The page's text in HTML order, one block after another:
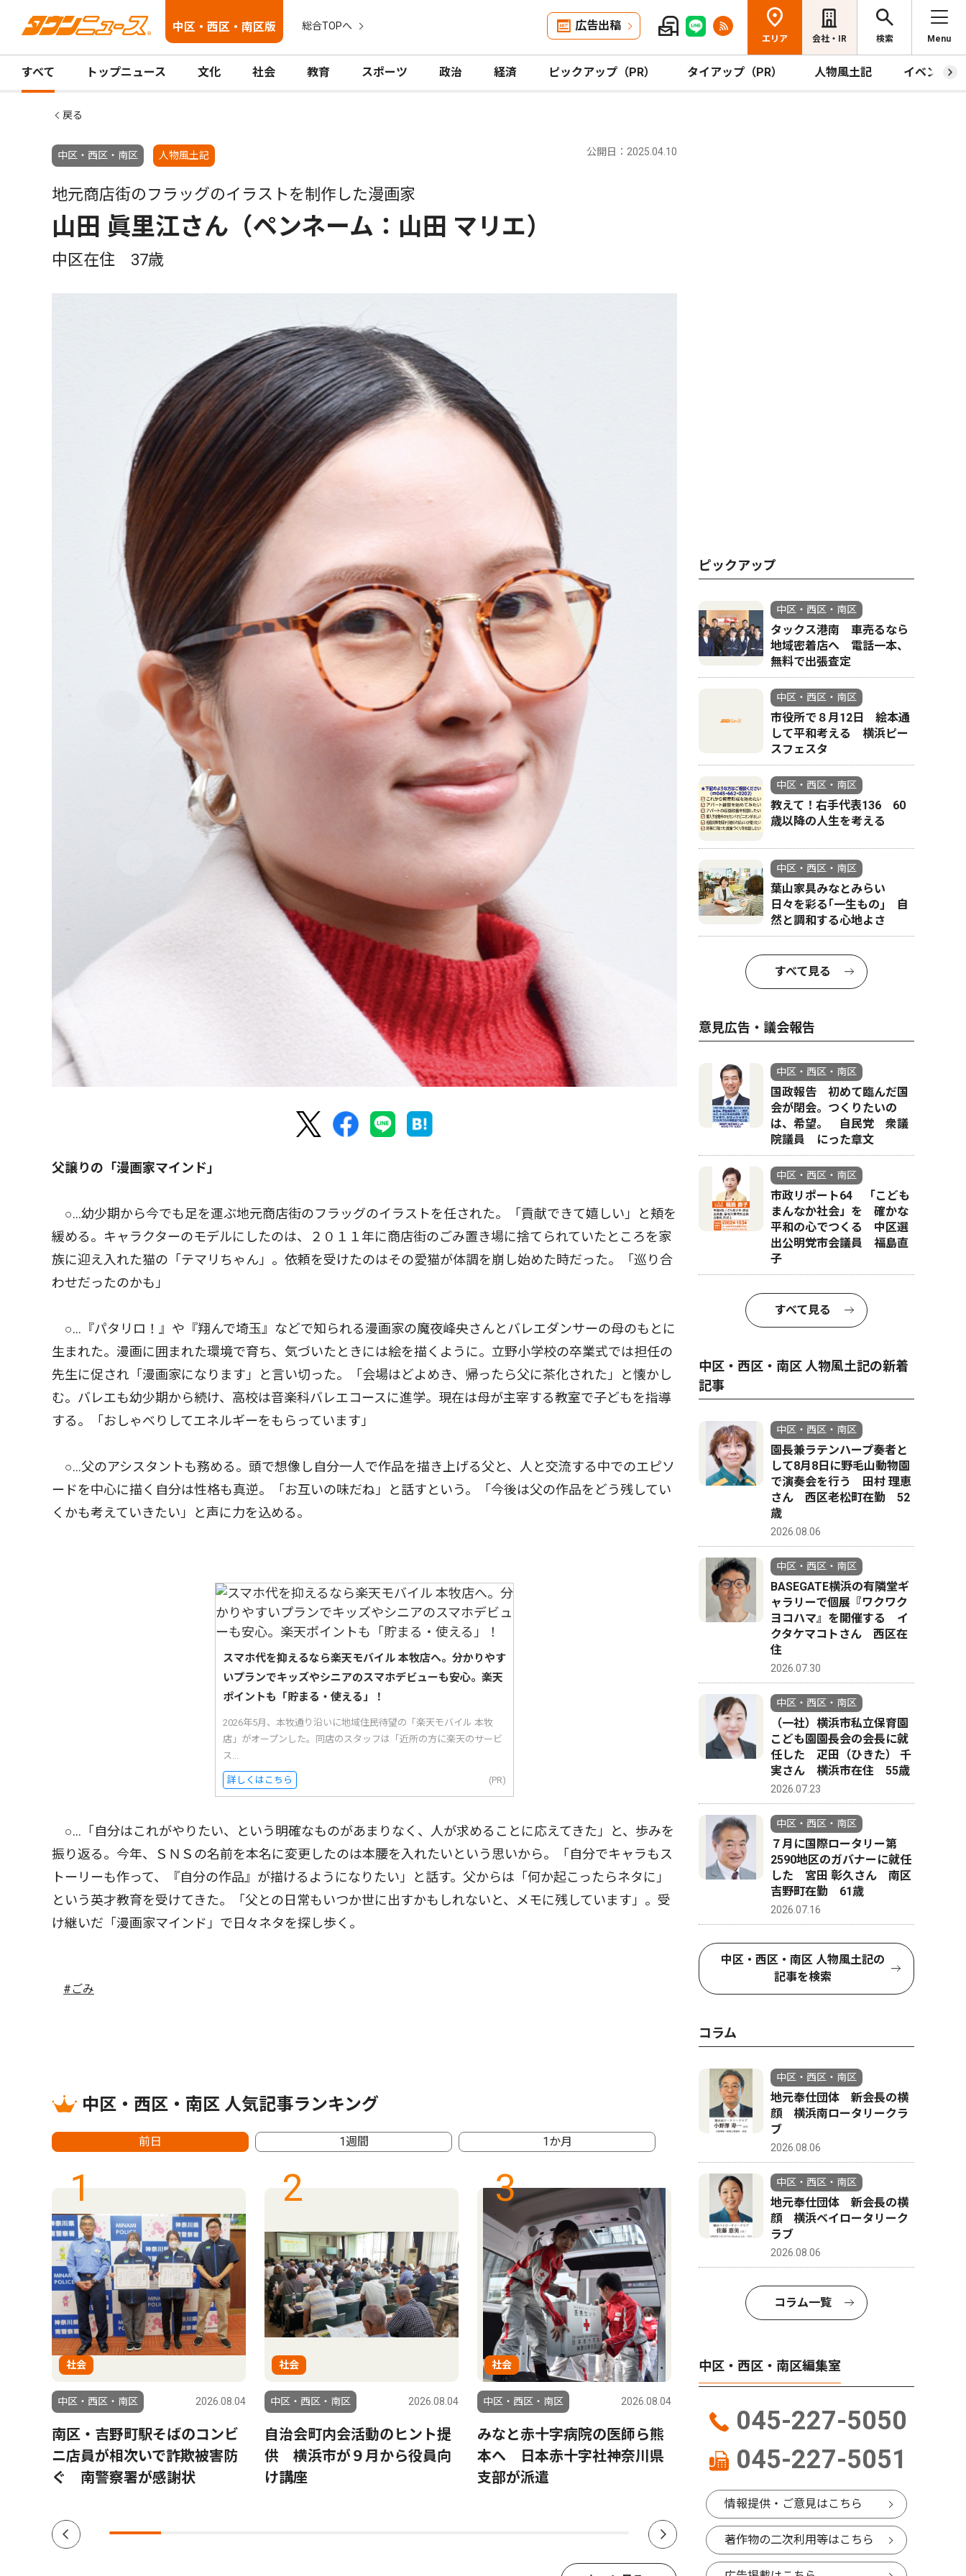
中区・西区・南区版 総合TOPへ 広告出稿
エリア 会社・IR 検索 Menu
すべて トップニュース 文化 社会 教育 スポーツ 政治 経済 ピックアップ（PR） タイアップ（PR） 人物風土記 イベント
戻る
中区・西区・南区 人物風土記 公開日：2025.04.10
地元商店街のフラッグのイラストを制作した漫画家
山田 眞里江さん（ペンネーム：山田 マリエ）
中区在住 37歳
父譲りの「漫画家マインド」
○…幼少期から今でも足を運ぶ地元商店街のフラッグのイラストを任された。「貢献できて嬉しい」と頬を
緩める。キャラクターのモデルにしたのは、２０１１年に商店街のごみ置き場に捨てられていたところを家
族に迎え入れた猫の「テマリちゃん」。依頼を受けたのはその愛猫が体調を崩し始めた時だった。「巡り合
わせだったのかも」
○…『パタリロ！』や『翔んで埼玉』などで知られる漫画家の魔夜峰央さんとバレエダンサーの母のもとに
生まれた。漫画に囲まれた環境で育ち、気づいたときには絵を描くように。立野小学校の卒業式では担任の
先生に促され「漫画家になります」と言い切った。「会場はどよめき、帰ったら父に茶化された」と懐かし
む。バレエも幼少期から続け、高校は音楽科バレエコースに進学。現在は母が主宰する教室で子どもを指導
する。「おしゃべりしてエネルギーをもらっています」
○…父のアシスタントも務める。頭で想像し自分一人で作品を描き上げる父と、人と交流する中でのエピソ
ードを中心に描く自分は性格も真逆。「お互いの味だね」と話すという。「今後は父の作品をどう残してい
くかも考えていきたい」と声に力を込める。
スマホ代を抑えるなら楽天モバイル 本牧店へ。分かりやす
いプランでキッズやシニアのスマホデビューも安心。楽天
ポイントも「貯まる・使える」！
2026年5月、本牧通り沿いに地域住民待望の「楽天モバイル 本牧
店」がオープンした。同店のスタッフは「近所の方に楽天のサービ
ス...
詳しくはこちら (PR)
○…「自分はこれがやりたい、という明確なものがあまりなく、人が求めることに応えてきた」と、歩みを
振り返る。今年、ＳＮＳの名前を本名に変更したのは本腰を入れたいという思いから。「自分でキャラもス
トーリーも作って、『自分の作品』が描けるようになりたい」と話す。父からは「何か起こったらネタに」
という英才教育を受けてきた。「父との日常もいつか世に出すかもしれないと、メモに残しています」。受
け継いだ「漫画家マインド」で日々ネタを探し歩く。
#ごみ
中区・西区・南区 人気記事ランキング
前日 1週間 1か月
1
社会
中区・西区・南区 2026.08.04
南区・吉野町駅そばのコンビ
ニ店員が相次いで詐欺被害防
ぐ 南警察署が感謝状
2
社会
中区・西区・南区 2026.08.04
自治会町内会活動のヒント提
供 横浜市が９月から役員向
け講座
3
社会
中区・西区・南区 2026.08.04
みなと赤十字病院の医師ら熊
本へ 日本赤十字社神奈川県
支部が派遣
4
社会
山中市長、パワハラ認定受け
告発職員に直接謝罪 「初め
ベイタウン本
ピックアップ
中区・西区・南区
タックス港南 車売るなら
地域密着店へ 電話一本、
無料で出張査定
中区・西区・南区
市役所で８月12日 絵本通
して平和考える 横浜ピー
スフェスタ
中区・西区・南区
教えて！右手代表136 60
歳以降の人生を考える
中区・西区・南区
葉山家具みなとみらい
日々を彩る｢一生もの｣ 自
然と調和する心地よさ
すべて見る
意見広告・議会報告
中区・西区・南区
国政報告 初めて臨んだ国
会が閉会。つくりたいの
は、希望。 自民党 衆議
院議員 にった章文
中区・西区・南区
市政リポート64 「こども
まんなか社会」を 確かな
平和の心でつくる 中区選
出公明党市会議員 福島直
子
すべて見る
中区・西区・南区 人物風土記の新着
記事
中区・西区・南区
園長兼ラテンハープ奏者と
して8月8日に野毛山動物園
で演奏会を行う 田村 理恵
さん 西区老松町在勤 52
歳
2026.08.06
中区・西区・南区
BASEGATE横浜の有隣堂ギ
ャラリーで個展『ワクワク
ヨコハマ』を開催する イ
クタケマコトさん 西区在
住
2026.07.30
中区・西区・南区
（一社）横浜市私立保育園
こども園園長会の会長に就
任した 疋田（ひきた） 千
実さん 横浜市在住 55歳
2026.07.23
中区・西区・南区
７月に国際ロータリー第
2590地区のガバナーに就任
した 宮田 彰久さん 南区
吉野町在勤 61歳
2026.07.16
中区・西区・南区 人物風土記の
記事を検索
コラム
中区・西区・南区
地元奉仕団体 新会長の横
顔 横浜南ロータリークラ
ブ
2026.08.06
中区・西区・南区
地元奉仕団体 新会長の横
顔 横浜ベイロータリーク
ラブ
2026.08.06
コラム一覧
中区・西区・南区編集室
045-227-5050
045-227-5051
情報提供・ご意見はこちら
著作物の二次利用等はこちら